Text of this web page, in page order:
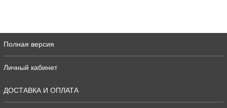
Полная версия
Личный кабинет
ДОСТАВКА И ОПЛАТА